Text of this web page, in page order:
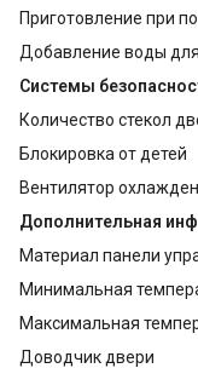
Приготовление при
Добавление воды
Системы
Количество стекол
Блокировка от детей
Вентилятор
Дополнительная
Материал панели
Минимальная
Максимальная
Доводчик двери